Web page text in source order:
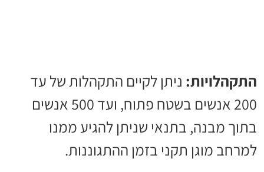
התקהלויות: ניתן לקיים התקהלות של עד
200 אנשים בשטח פתוח, ועד 500 אנשים
בתוך מבנה, בתנאי שניתן להגיע ממנו
למרחב מוגן תקני בזמן ההתגוננות.